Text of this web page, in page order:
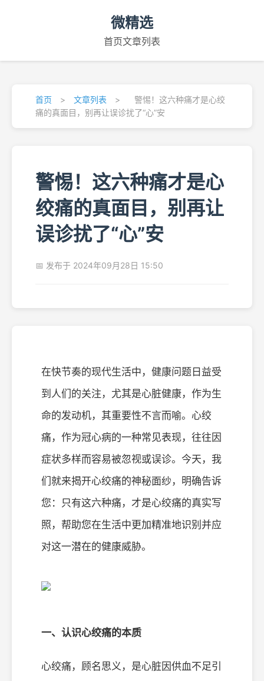
微精选
首页文章列表
首页 > 文章列表 >
警惕！这六种痛才是心绞
痛的真面目，别再让误诊扰了“心”安
警惕！这六种痛才是心
绞痛的真面目，别再让
误诊扰了“心”安
📅 发布于 2024年09月28日 15:50
在快节奏的现代生活中，健康问题日益受
到人们的关注，尤其是心脏健康，作为生
命的发动机，其重要性不言而喻。心绞
痛，作为冠心病的一种常见表现，往往因
症状多样而容易被忽视或误诊。今天，我
们就来揭开心绞痛的神秘面纱，明确告诉
您：只有这六种痛，才是心绞痛的真实写
照，帮助您在生活中更加精准地识别并应
对这一潜在的健康威胁。
一、认识心绞痛的本质
心绞痛，顾名思义，是心脏因供血不足引